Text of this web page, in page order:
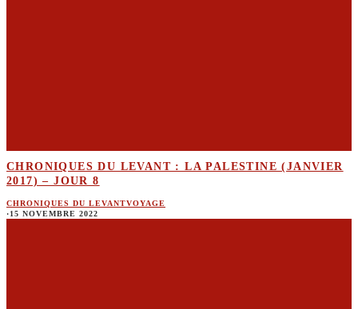
CHRONIQUES DU LEVANT : LA PALESTINE (JANVIER
2017) – JOUR 8
CHRONIQUES DU LEVANTVOYAGE
·15 NOVEMBRE 2022